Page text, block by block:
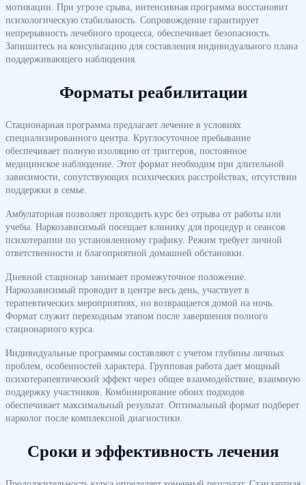
мотивации. При угрозе срыва, интенсивная программа восстановит
психологическую стабильность. Сопровождение гарантирует
непрерывность лечебного процесса, обеспечивает безопасность.
Запишитесь на консультацию для составления индивидуального плана
поддерживающего наблюдения.
Форматы реабилитации
Стационарная программа предлагает лечение в условиях
специализированного центра. Круглосуточное пребывание
обеспечивает полную изоляцию от триггеров, постоянное
медицинское наблюдение. Этот формат необходим при длительной
зависимости, сопутствующих психических расстройствах, отсутствии
поддержки в семье.
Амбулаторная позволяет проходить курс без отрыва от работы или
учебы. Наркозависимый посещает клинику для процедур и сеансов
психотерапии по установленному графику. Режим требует личной
ответственности и благоприятной домашней обстановки.
Дневной стационар занимает промежуточное положение.
Наркозависимый проводит в центре весь день, участвует в
терапевтических мероприятиях, но возвращается домой на ночь.
Формат служит переходным этапом после завершения полного
стационарного курса.
Индивидуальные программы составляют с учетом глубины личных
проблем, особенностей характера. Групповая работа дает мощный
психотерапевтический эффект через общее взаимодействие, взаимную
поддержку участников. Комбинирование обоих подходов
обеспечивает максимальный результат. Оптимальный формат подберет
нарколог после комплексной диагностики.
Сроки и эффективность лечения